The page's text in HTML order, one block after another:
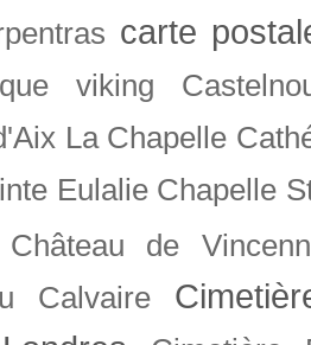
carte
viking
La Chapelle
Eulalie Chapelle
Château de
Calvaire